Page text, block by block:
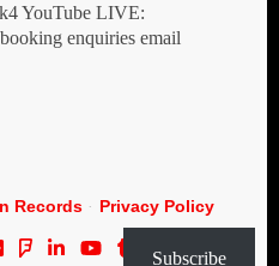
YouTube LIVE:
enquiries email
Records· Privacy Policy
Subscribe